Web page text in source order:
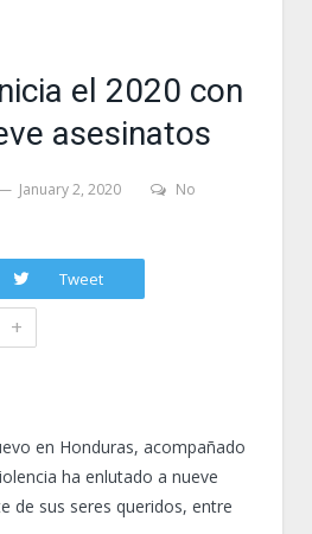
el 2020 con
asesinatos
January 2, 2020
No
Tweet
+
en Honduras, acompañado
ha enlutado a nueve
de sus seres queridos, entre